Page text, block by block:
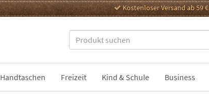
Kostenloser Versand ab 59 €
Handtaschen Freizeit Kind & Schule Business